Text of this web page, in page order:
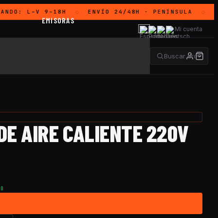
L–V 9–18H ENVÍO 24/48H· PENÍNSULA
Mi cuenta
EMISORAS
AIRE CALIENTE 220V